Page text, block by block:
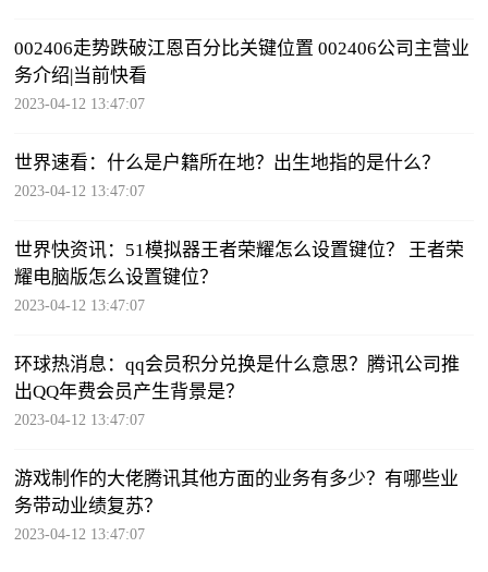
002406走势跌破江恩百分比关键位置 002406公司主营业
务介绍|当前快看
2023-04-12 13:47:07
世界速看：什么是户籍所在地？出生地指的是什么？
2023-04-12 13:47:07
世界快资讯：51模拟器王者荣耀怎么设置键位？ 王者荣
耀电脑版怎么设置键位？
2023-04-12 13:47:07
环球热消息：qq会员积分兑换是什么意思？腾讯公司推
出QQ年费会员产生背景是？
2023-04-12 13:47:07
游戏制作的大佬腾讯其他方面的业务有多少？有哪些业
务带动业绩复苏？
2023-04-12 13:47:07